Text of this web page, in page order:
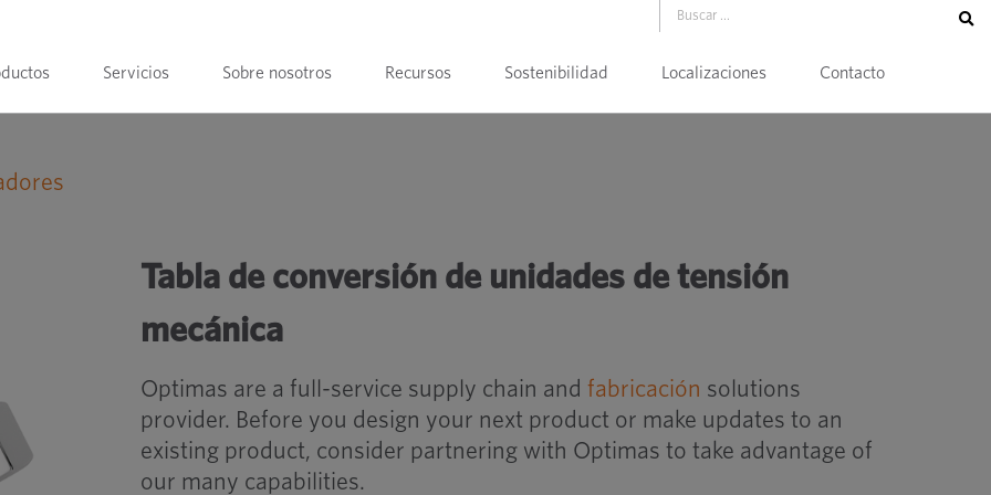
Servicios Sobre nosotros Recursos Sostenibilidad Localizaciones Contacto
Tabla de conversión de unidades de tensión
mecánica
Optimas are a full-service supply chain andfabricación solutions
provider. Before you design your next product or make updates to an
existing product, consider partnering with Optimas to take advantage of
our many capabilities.